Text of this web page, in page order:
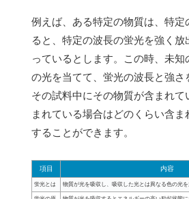
例えば、ある特定の物質は、特定
ると、特定の波長の蛍光を強く
っているとします。この時、未
の光を当てて、蛍光の波長と強さ
その試料中にその物質が含まれて
まれている場合はどのくらい含
することができます。
項目 内容
蛍光とは 物質が光を吸収し、吸収した光とは異なる色の光